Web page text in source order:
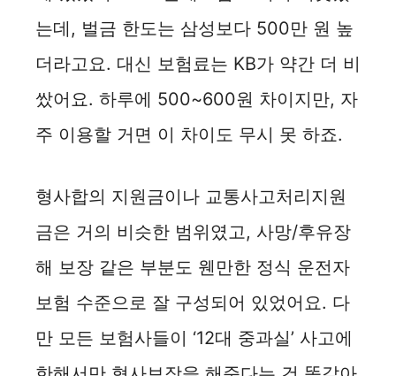
o
는데, 벌금 한도는 삼성보다 500만 원 높
더라고요. 대신 보험료는 KB가 약간 더 비
쌌어요. 하루에 500~600원 차이지만, 자
주 이용할 거면 이 차이도 무시 못 하죠.
형사합의 지원금이나 교통사고처리지원
금은 거의 비슷한 범위였고, 사망/후유장
해 보장 같은 부분도 웬만한 정식 운전자
보험 수준으로 잘 구성되어 있었어요. 다
만 모든 보험사들이 ‘12대 중과실’ 사고에